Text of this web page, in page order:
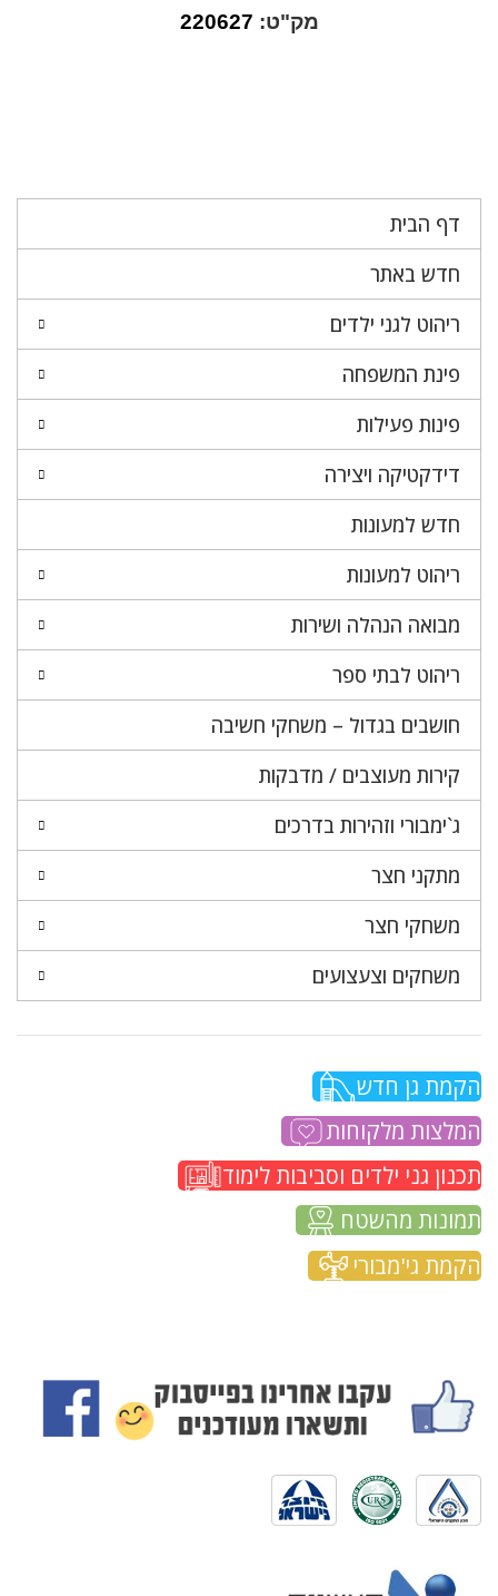
דף הבית
חדש באתר
ריהוט לגני ילדים
פינת המשפחה
פינות פעילות
דידקטיקה ויצירה
חדש למעונות
ריהוט למעונות
מבואה הנהלה ושירות
ריהוט לבתי ספר
חושבים בגדול – משחקי חשיבה
קירות מעוצבים / מדבקות
ג`ימבורי וזהירות בדרכים
מתקני חצר
משחקי חצר
משחקים וצעצועים
הקמת גן חדש
המלצות מלקוחות
תכנון גני ילדים וסביבות לימוד
תמונות מהשטח
הקמת גי'מבורי
מק"ט: 220627